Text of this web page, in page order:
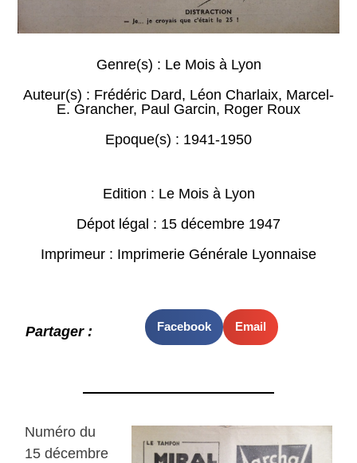
Genre(s) : Le Mois à Lyon
Auteur(s) : Frédéric Dard, Léon Charlaix, Marcel-
E. Grancher, Paul Garcin, Roger Roux
Epoque(s) : 1941-1950
Edition : Le Mois à Lyon
Dépot légal : 15 décembre 1947
Imprimeur : Imprimerie Générale Lyonnaise
Partager : Facebook Email
Numéro du
15 décembre